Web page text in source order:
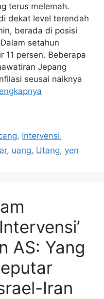
terus melemah.
dekat level terendah
berada di posisi
setahun
11 persen. Beberapa
Jepang
seusai naiknya
, Intervensi,
, uang, Utang, yen
AS: Yang
Iran